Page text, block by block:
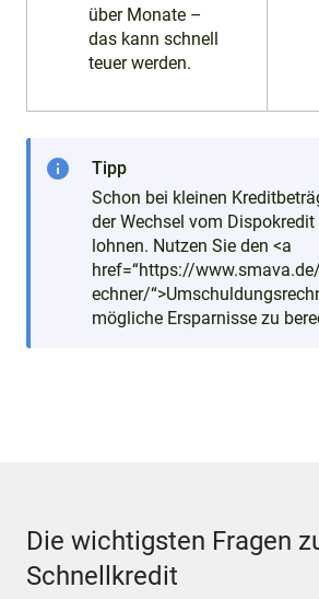
über Monate –
das kann schnell
teuer werden.
info
Tipp
Schon bei kleinen
der Wechsel vom
lohnen. Nutzen Sie den <a
href=“https://
echner/
mögliche Ersparnisse zu
Die wichtigsten Fragen
Schnellkredit